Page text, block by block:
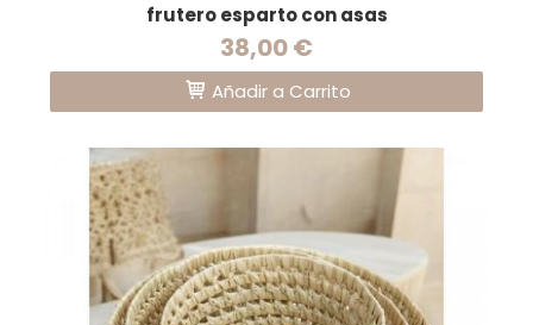
frutero esparto con asas
38,00 €
Añadir a Carrito